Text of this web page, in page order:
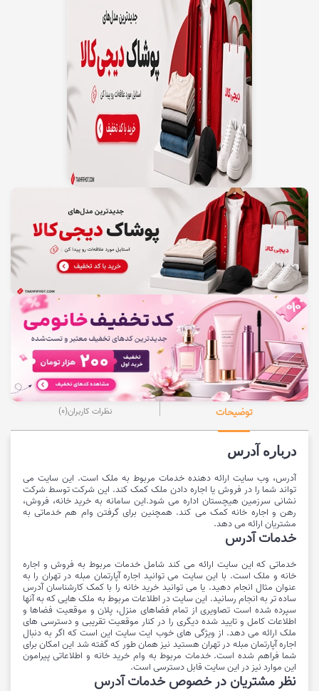
توضیحات نظرات کاربران(0)
درباره آدرس
آدرس، وب سایت ارائه دهنده خدمات مربوط به ملک است. این سایت می
تواند شما را در فروش یا اجاره دادن ملک کمک کند. این شرکت توسط شرکت
نشانی سرزمین هیچستان اداره می شود.این سامانه به خرید خانه، فروش،
رهن و اجاره خانه کمک می کند. همچنین برای گرفتن وام هم خدماتی به
مشتریان ارائه می دهد.
خدمات آدرس
خدماتی که این سایت ارائه می کند شامل خدمات مربوط به فروش و اجاره
خانه و ملک است. با این سایت می توانید اجاره آپارتمان مبله در تهران را به
عنوان مثال انجام دهید. یا می توانید خرید خانه را با کمک کارشناسان آدرس
ساده تر به انجام رسانید. این سایت در اطلاعات مربوط به ملک هایی که به آنها
سپرده شده است تصاویری از تمام فضاهای منزل، پلان و موقعیت فضاها و
اطلاعات کامل و تایید شده دیگری را در کنار موقعیت تقریبی و دسترسی های
ملک ارائه می دهد. از ویژگی های خوب ایت سایت این است که اگر به دنبال
اجاره آپارتمان مبله در تهران هستید نیز همان طور که گفته شد این امکان برای
شما فراهم شده است. خدمات مربوط به وام خرید خانه و اطلاعاتی پیرامون
این موارد نیز در این سایت قابل دسترسی است.
نظر مشتریان در خصوص خدمات آدرس